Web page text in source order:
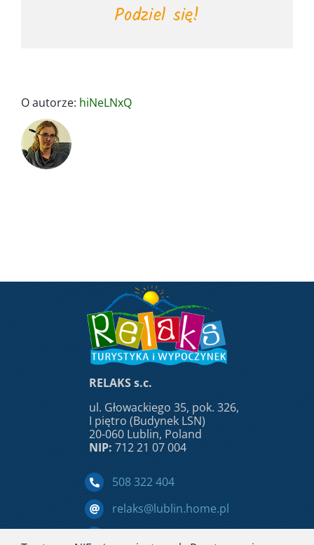
Podziel się!
O autorze: hiNeLNxQ
RELAKS s.c.
ul. Głowackiego 35, pok. 326,
I piętro (Budynek LSN)
20-060 Lublin, Poland
NIP: 712 21 07 004
508 322 404
relaks@lublin.home.pl